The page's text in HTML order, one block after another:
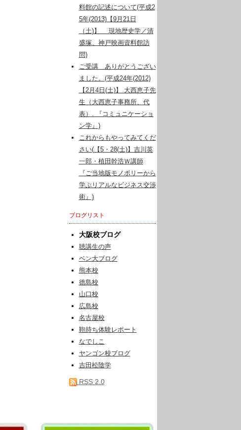
料館の記述について(平成2
5年(2013)【9月21日
（土)】 現地歴史学／清
盛塚、神戸映画資料館訪
問)
ご受講 ありがとうござい
ました。(平成24年(2012)
【2月4日(土)】 大西恵子先
生（大西恵子事務所、代
表）. 『コミュニケーショ
ン学』)
これからもやってみてくだ
さい(【5・28(土)】吉川英
一郎・植田幹浩Ｗ講師
『ご当地版モノポリーから
学ぶリアルなビジネス交渉
術』)
ブログリスト
大阪校ブログ
聴講生の声
ベン大ブログ
熊本校
徳島校
山口校
広島校
名古屋校
鞄持ち体験レポート
なでしこ
ヤンゴン校ブログ
吉田松陰学
RSS 2.0